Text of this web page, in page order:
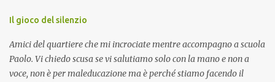
Il gioco del silenzio
Amici del quartiere che mi incrociate mentre accompagno a scuola
Paolo. Vi chiedo scusa se vi salutiamo solo con la mano e non a
voce, non è per maleducazione ma è perché stiamo facendo il